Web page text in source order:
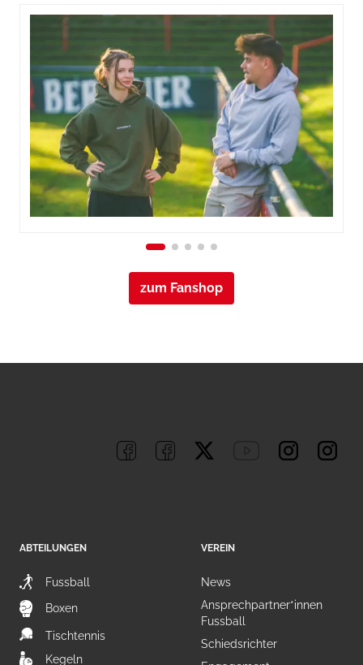
zum Fanshop
ABTEILUNGEN
Fussball
Boxen
Tischtennis
Kegeln
VEREIN
News
Ansprechpartner*innen
Fussball
Schiedsrichter